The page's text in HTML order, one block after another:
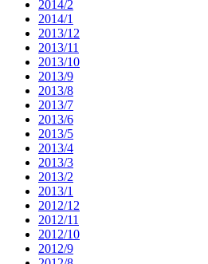
2014/2
2014/1
2013/12
2013/11
2013/10
2013/9
2013/8
2013/7
2013/6
2013/5
2013/4
2013/3
2013/2
2013/1
2012/12
2012/11
2012/10
2012/9